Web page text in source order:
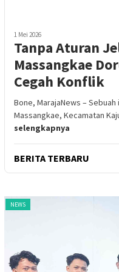
1 Mei 2026
Tanpa Aturan
Massangkae
Cegah Konflik
Bone, MarajaNews –
Massangkae, Kecamatan
selengkapnya
BERITA TERBARU
NEWS